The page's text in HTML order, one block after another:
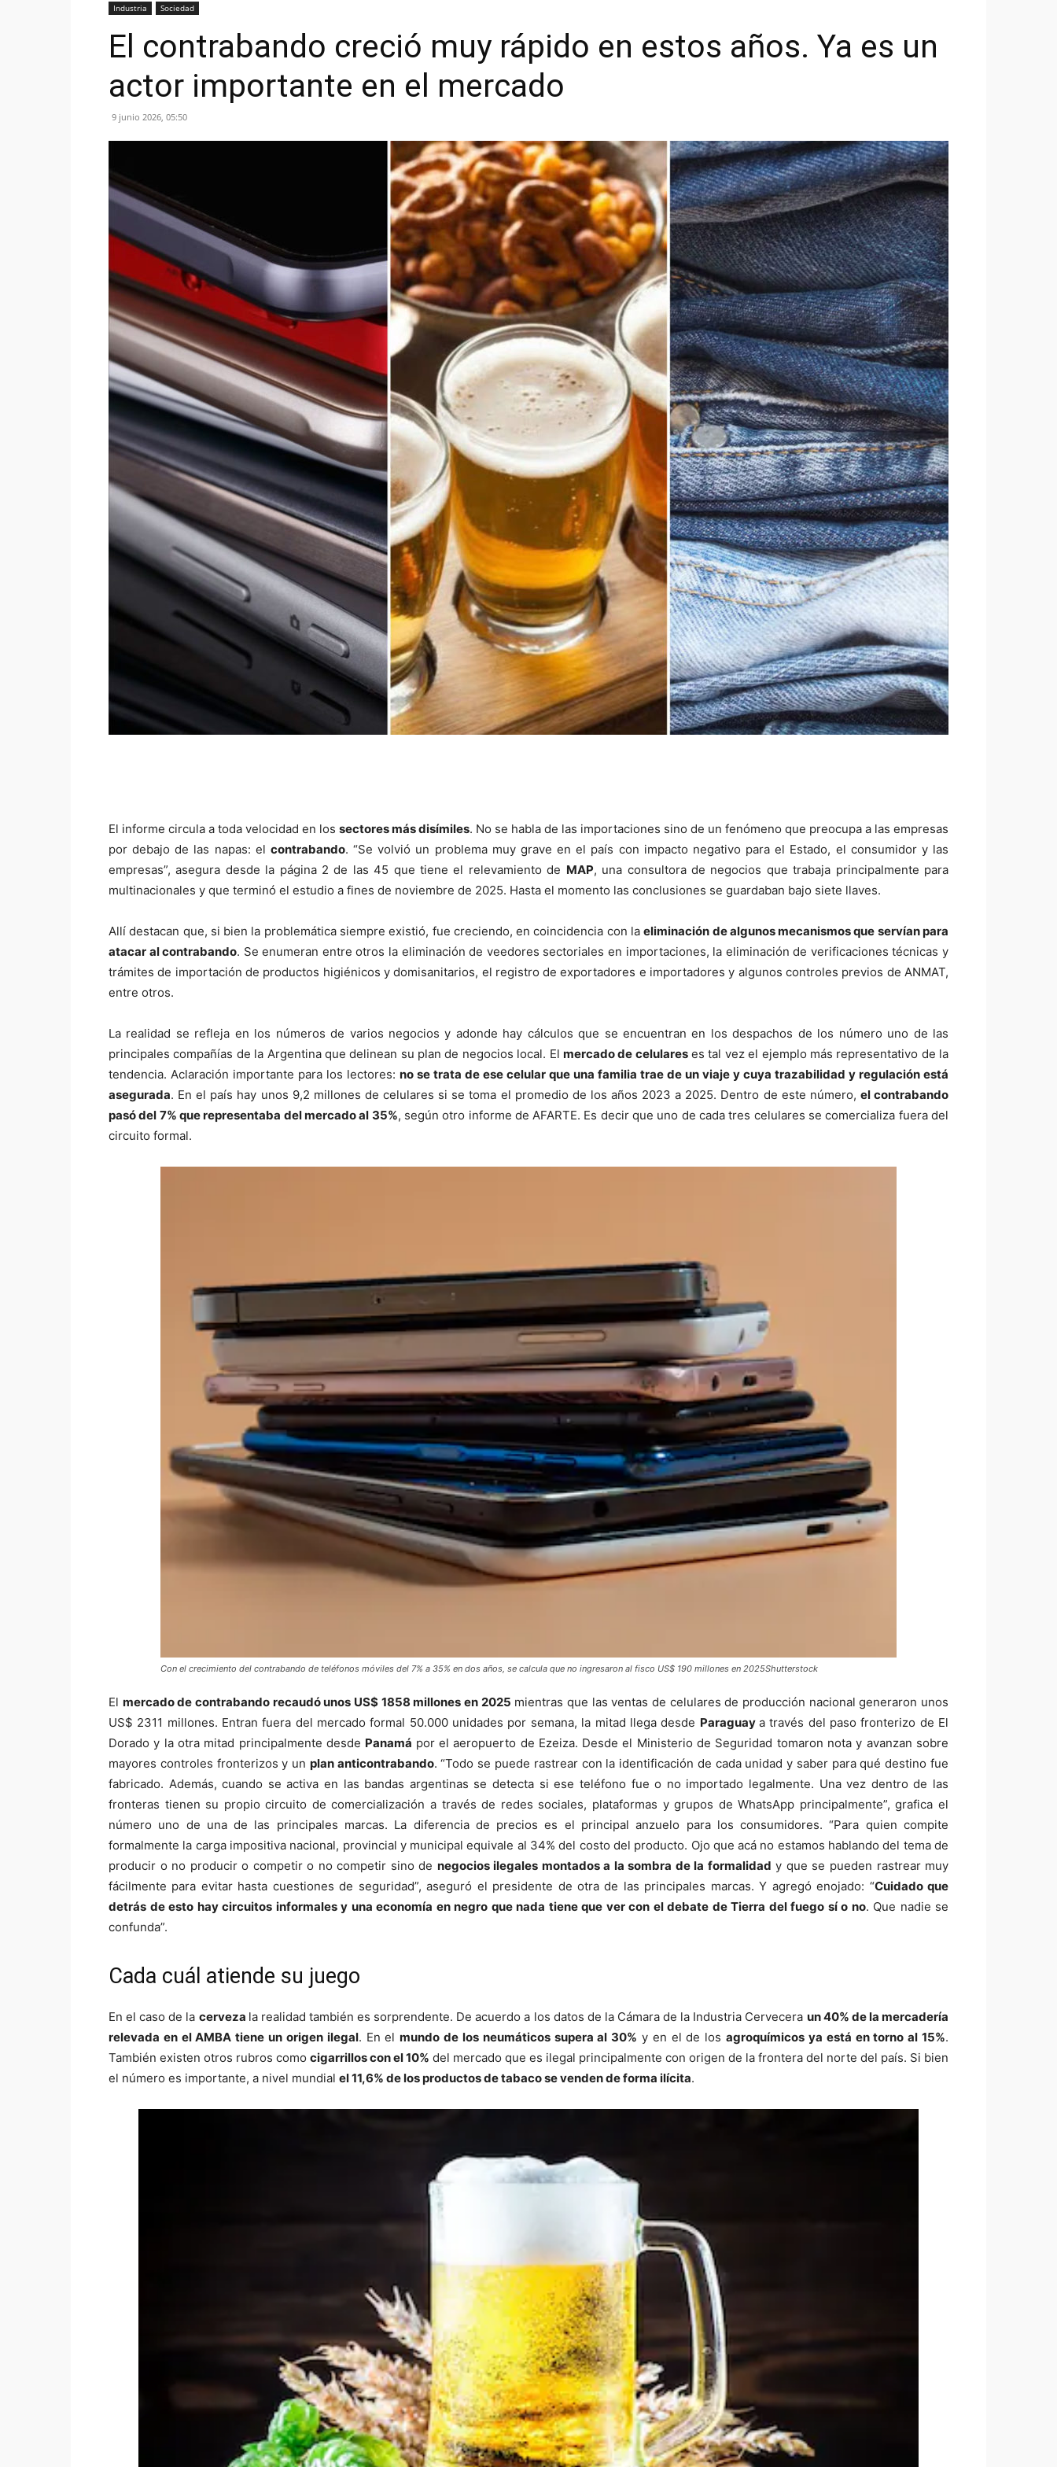
Industria Sociedad
El contrabando creció muy rápido en estos años. Ya es un
actor importante en el mercado
9 junio 2026, 05:50
El informe circula a toda velocidad en los sectores más disímiles. No se habla de las importaciones sino de un fenómeno que preocupa a las empresas
por debajo de las napas: el contrabando. “Se volvió un problema muy grave en el país con impacto negativo para el Estado, el consumidor y las
empresas”, asegura desde la página 2 de las 45 que tiene el relevamiento de MAP, una consultora de negocios que trabaja principalmente para
multinacionales y que terminó el estudio a fines de noviembre de 2025. Hasta el momento las conclusiones se guardaban bajo siete llaves.
Allí destacan que, si bien la problemática siempre existió, fue creciendo, en coincidencia con laeliminación de algunos mecanismos que servían para
atacar al contrabando. Se enumeran entre otros la eliminación de veedores sectoriales en importaciones, la eliminación de verificaciones técnicas y
trámites de importación de productos higiénicos y domisanitarios, el registro de exportadores e importadores y algunos controles previos de ANMAT,
entre otros.
La realidad se refleja en los números de varios negocios y adonde hay cálculos que se encuentran en los despachos de los número uno de las
principales compañías de la Argentina que delinean su plan de negocios local. El mercado de celulareses tal vez el ejemplo más representativo de la
tendencia. Aclaración importante para los lectores: no se trata de ese celular que una familia trae de un viaje y cuya trazabilidad y regulación está
asegurada. En el país hay unos 9,2 millones de celulares si se toma el promedio de los años 2023 a 2025. Dentro de este número, el contrabando
pasó del 7% que representaba del mercado al 35%, según otro informe de AFARTE. Es decir que uno de cada tres celulares se comercializa fuera del
circuito formal.
Con el crecimiento del contrabando de teléfonos móviles del 7% a 35% en dos años, se calcula que no ingresaron al fisco US$ 190 millones en 2025Shutterstock
El mercado de contrabando recaudó unos US$ 1858 millones en 2025 mientras que las ventas de celulares de producción nacional generaron unos
US$ 2311 millones. Entran fuera del mercado formal 50.000 unidades por semana, la mitad llega desde Paraguay a través del paso fronterizo de El
Dorado y la otra mitad principalmente desde Panamá por el aeropuerto de Ezeiza. Desde el Ministerio de Seguridad tomaron nota y avanzan sobre
mayores controles fronterizos y un plan anticontrabando. “Todo se puede rastrear con la identificación de cada unidad y saber para qué destino fue
fabricado. Además, cuando se activa en las bandas argentinas se detecta si ese teléfono fue o no importado legalmente. Una vez dentro de las
fronteras tienen su propio circuito de comercialización a través de redes sociales, plataformas y grupos de WhatsApp principalmente”, grafica el
número uno de una de las principales marcas. La diferencia de precios es el principal anzuelo para los consumidores. “Para quien compite
formalmente la carga impositiva nacional, provincial y municipal equivale al 34% del costo del producto. Ojo que acá no estamos hablando del tema de
producir o no producir o competir o no competir sino de negocios ilegales montados a la sombra de la formalidad y que se pueden rastrear muy
fácilmente para evitar hasta cuestiones de seguridad”, aseguró el presidente de otra de las principales marcas. Y agregó enojado: “Cuidado que
detrás de esto hay circuitos informales y una economía en negro que nada tiene que ver con el debate de Tierra del fuego sí o no. Que nadie se
confunda”.
Cada cuál atiende su juego
En el caso de la cerveza la realidad también es sorprendente. De acuerdo a los datos de la Cámara de la Industria Cervecera un 40% de la mercadería
relevada en el AMBA tiene un origen ilegal. En elmundo de los neumáticos supera al 30% y en el de losagroquímicos ya está en torno al 15%.
También existen otros rubros como cigarrillos con el 10% del mercado que es ilegal principalmente con origen de la frontera del norte del país. Si bien
el número es importante, a nivel mundial el 11,6% de los productos de tabaco se venden de forma ilícita.